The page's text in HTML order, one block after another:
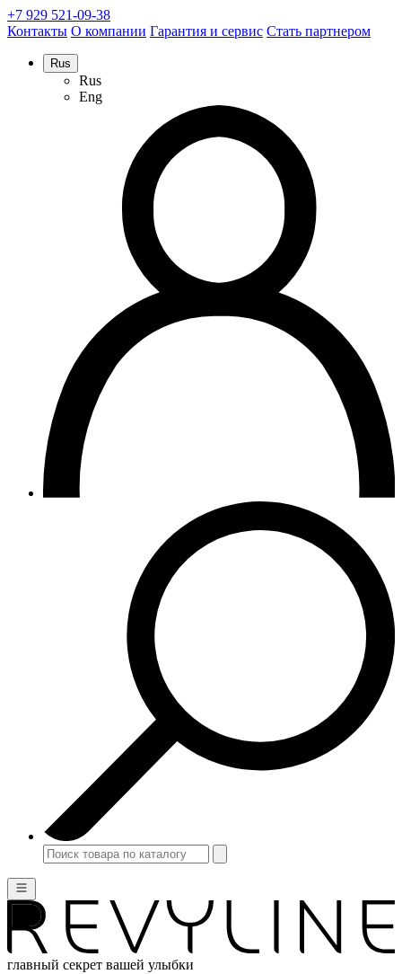
+7 929 521-09-38
Контакты О компании Гарантия и сервис Стать партнером
Rus
Rus
Eng
главный секрет вашей улыбки